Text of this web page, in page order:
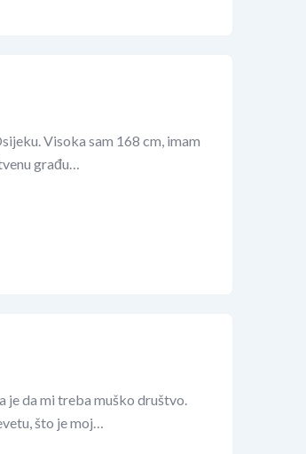
Visoka sam 168 cm, imam
građu…
je da mi treba muško društvo.
što je moj…